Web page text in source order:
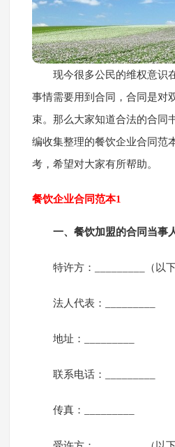
现今很多公民的维权意识
事情需要用到合同，合同是对
束。那么大家知道合法的合同
编收集整理的餐饮企业合同范
考，希望对大家有所帮助。
餐饮企业合同范本1
一、餐饮加盟的合同当事
特许方：_________（以
法人代表：_________
地址：_________
联系电话：_________
传真：_________